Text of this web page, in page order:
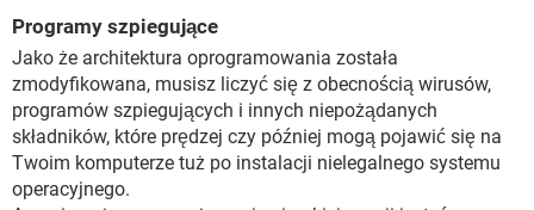
Programy szpiegujące
Jako że architektura oprogramowania została
zmodyfikowana, musisz liczyć się z obecnością wirusów,
programów szpiegujących i innych niepożądanych
składników, które prędzej czy później mogą pojawić się na
Twoim komputerze tuż po instalacji nielegalnego systemu
operacyjnego.